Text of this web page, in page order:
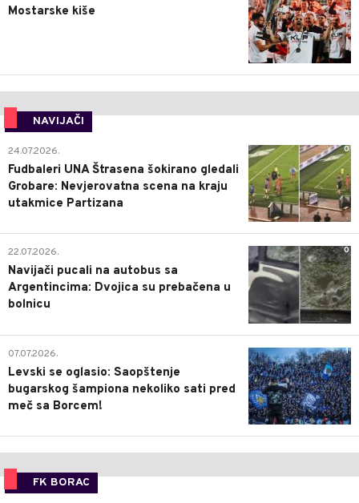
Mostarske kiše
NAVIJAČI
0
24.07.2026.
Fudbaleri UNA Štrasena šokirano gledali
Grobare: Nevjerovatna scena na kraju
utakmice Partizana
0
22.07.2026.
Navijači pucali na autobus sa
Argentincima: Dvojica su prebačena u
bolnicu
1
07.07.2026.
Levski se oglasio: Saopštenje
bugarskog šampiona nekoliko sati pred
meč sa Borcem!
FK BORAC